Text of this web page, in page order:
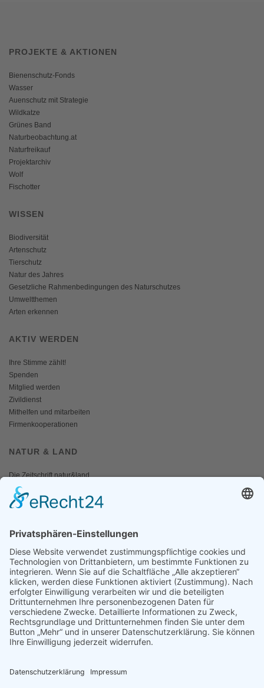
PROJEKTE & AKTIONEN
Bienenschutz-Fonds
Wasser
Auenschutz mit Strategie
Wildkatze
Grünes Band
Naturbeobachtung.at
Naturfreikauf
Projektarchiv
Wolf
Fischotter
WISSEN
Biodiversität
Artenschutz
Tierschutz
Natur des Jahres
Gesetzliche Rahmenbedingungen des Naturschutzes
Umweltthemen
Arten erkennen
AKTIV WERDEN
Ihre Stimme zählt!
Spenden
Mitglied werden
Zivildienst
Mithelfen und mitarbeiten
Firmenkooperationen
NATUR & LAND
Die Zeitschrift natur&land
Archiv
Mediadaten
Fotos und Logos
Presseaussendungen
Presse
Presseinformationen abonnieren
ÜBER UNS
Naturschutzbund
Naturschutzjugend